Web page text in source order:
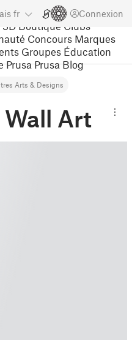
fr Connexion
3D Boutique Clubs
Concours Marques
Groupes Éducation
PrusaPrusa Blog
Arts & Designs
Wall Art